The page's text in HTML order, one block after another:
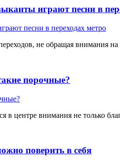
играют песни в
не обращая внимания
порочные?
в центре внимания не только
поверить в себя